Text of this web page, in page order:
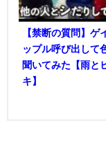
【禁断の質問】ゲ
ップル呼び出して
聞いてみた【雨と
キ】